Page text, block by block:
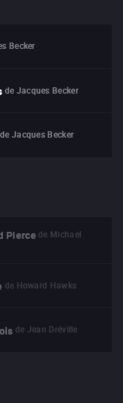
Becker
de Jacques Becker
de Jacques Becker
Pierce de Michael
de Howard Hawks
de Jean Dréville